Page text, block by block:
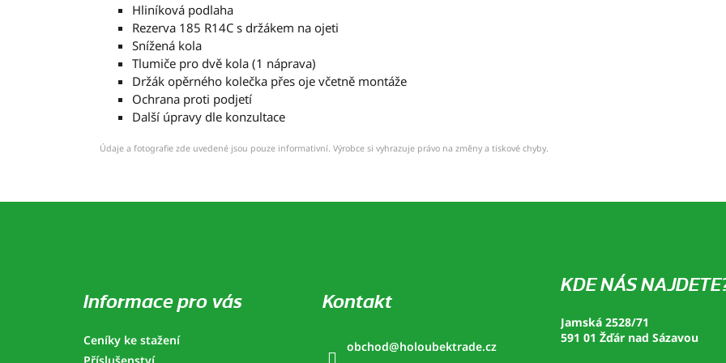
Hliníková podlaha
Rezerva 185 R14C s držákem na ojeti
Snížená kola
Tlumiče pro dvě kola (1 náprava)
Držák opěrného kolečka přes oje včetně montáže
Ochrana proti podjetí
Další úpravy dle konzultace
Údaje a fotografie zde uvedené jsou pouze informativní. Výrobce si vyhrazuje právo na změny a tiskové chyby.
Informace pro vás
Ceníky ke stažení
Kontakt
obchod@holoubektrade.cz
KDE NÁS
Jamská 2528/71
591 01 Žďár nad Sázavou